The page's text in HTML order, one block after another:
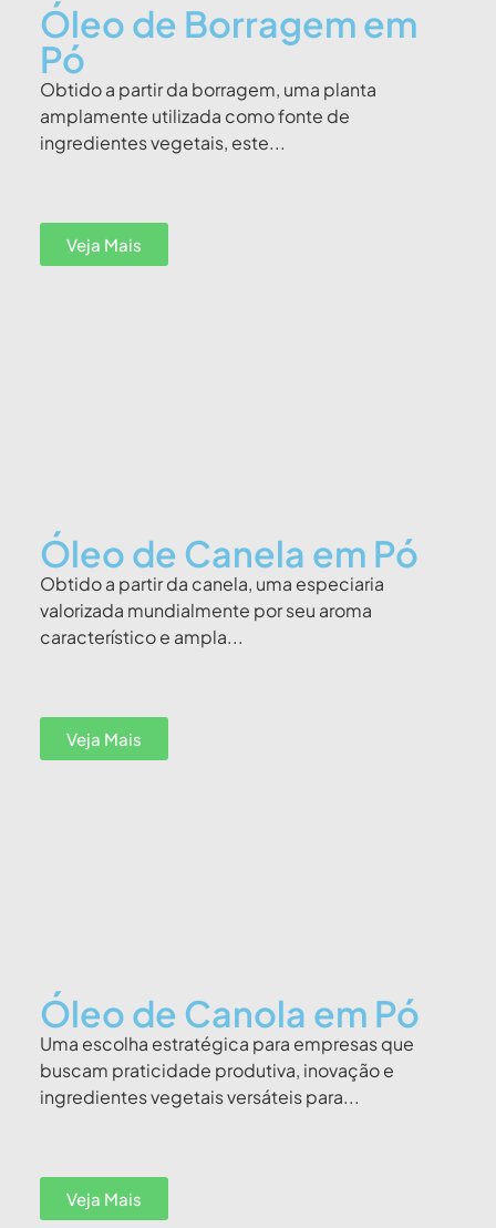
Óleo de Borragem em
Pó
Obtido a partir da borragem, uma planta
amplamente utilizada como fonte de
ingredientes vegetais, este...
Óleo de Canela em Pó
Obtido a partir da canela, uma especiaria
valorizada mundialmente por seu aroma
característico e ampla...
Veja Mais
Óleo de Canola em Pó
Uma escolha estratégica para empresas que
buscam praticidade produtiva, inovação e
ingredientes vegetais versáteis para...
Veja Mais
Veja Mais